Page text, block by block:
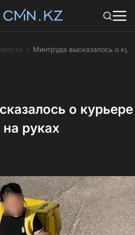
Минтруда высказалось о
о курьере
руках